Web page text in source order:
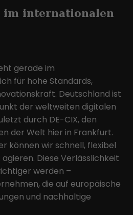
im internationalen
gerade im
für hohe Standards,
Deutschland ist
der weltweiten digitalen
durch DE-CIX, den
der Welt hier in Frankfurt.
können wir schnell, flexibel
Diese Verlässlichkeit
werden –
die auf europäische
und nachhaltige